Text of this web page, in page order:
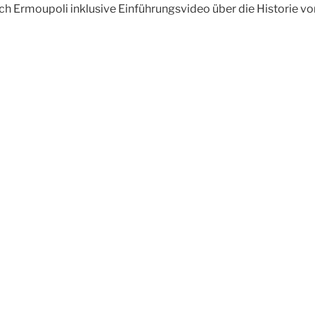
Ermoupoli inklusive Einführungsvideo über die Historie